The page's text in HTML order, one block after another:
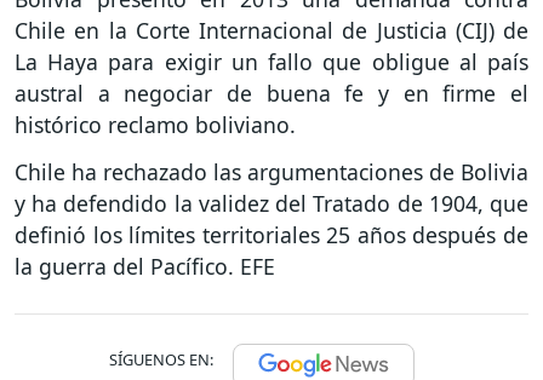
Chile en la Corte Internacional de Justicia (CIJ) de
La Haya para exigir un fallo que obligue al país
austral a negociar de buena fe y en firme el
histórico reclamo boliviano.
Chile ha rechazado las argumentaciones de Bolivia
y ha defendido la validez del Tratado de 1904, que
definió los límites territoriales 25 años después de
la guerra del Pacífico. EFE
SÍGUENOS EN: